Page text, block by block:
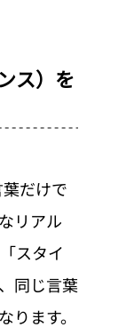
ス）を
だけで
リアル
スタイ
同じ言葉
ります。